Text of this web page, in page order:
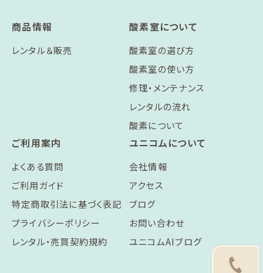
商品情報
レンタル＆販売
酸素室について
酸素室の選び方
酸素室の使い方
修理・メンテナンス
レンタルの流れ
酸素について
ご利用案内
よくある質問
ご利用ガイド
特定商取引法に基づく表記
プライバシーポリシー
レンタル・売買契約規約
ユニコムについて
会社情報
アクセス
ブログ
お問い合わせ
ユニコムAIブログ